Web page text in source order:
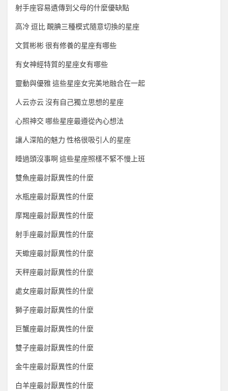
射手座容易遺傳到父母的什麼優缺點
高冷 逗比 靦腆三種模式隨意切換的星座
文質彬彬 很有修養的星座有哪些
有女神經特質的星座女有哪些
靈動與優雅 這些星座女完美地融合在一起
人云亦云 沒有自己獨立思想的星座
心照神交 哪些星座最遵從內心想法
讓人深陷的魅力 性格很吸引人的星座
睡過頭沒事啊 這些星座照樣不緊不慢上班
雙魚座最討厭異性的什麼
水瓶座最討厭異性的什麼
摩羯座最討厭異性的什麼
射手座最討厭異性的什麼
天蠍座最討厭異性的什麼
天秤座最討厭異性的什麼
處女座最討厭異性的什麼
獅子座最討厭異性的什麼
巨蟹座最討厭異性的什麼
雙子座最討厭異性的什麼
金牛座最討厭異性的什麼
白羊座最討厭異性的什麼